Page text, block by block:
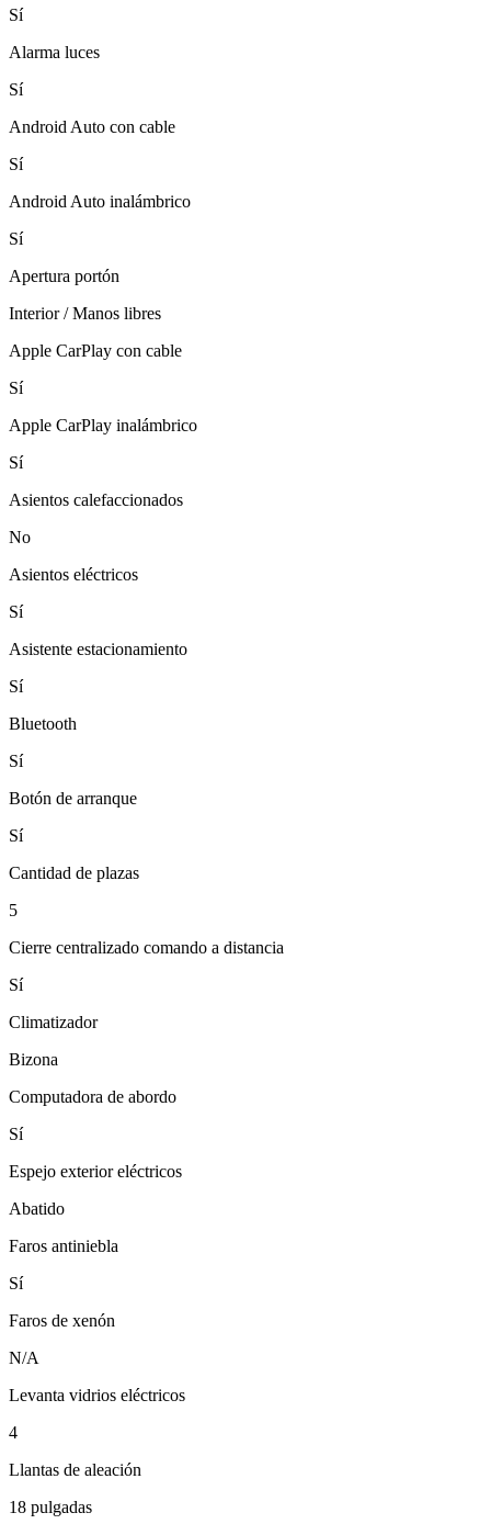
Sí
Alarma luces
Sí
Android Auto con cable
Sí
Android Auto inalámbrico
Sí
Apertura portón
Interior / Manos libres
Apple CarPlay con cable
Sí
Apple CarPlay inalámbrico
Sí
Asientos calefaccionados
No
Asientos eléctricos
Sí
Asistente estacionamiento
Sí
Bluetooth
Sí
Botón de arranque
Sí
Cantidad de plazas
5
Cierre centralizado comando a distancia
Sí
Climatizador
Bizona
Computadora de abordo
Sí
Espejo exterior eléctricos
Abatido
Faros antiniebla
Sí
Faros de xenón
N/A
Levanta vidrios eléctricos
4
Llantas de aleación
18 pulgadas